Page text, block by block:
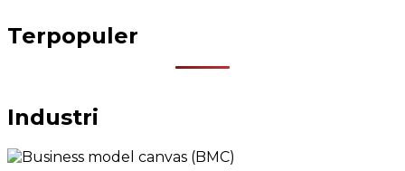
Terpopuler
Industri